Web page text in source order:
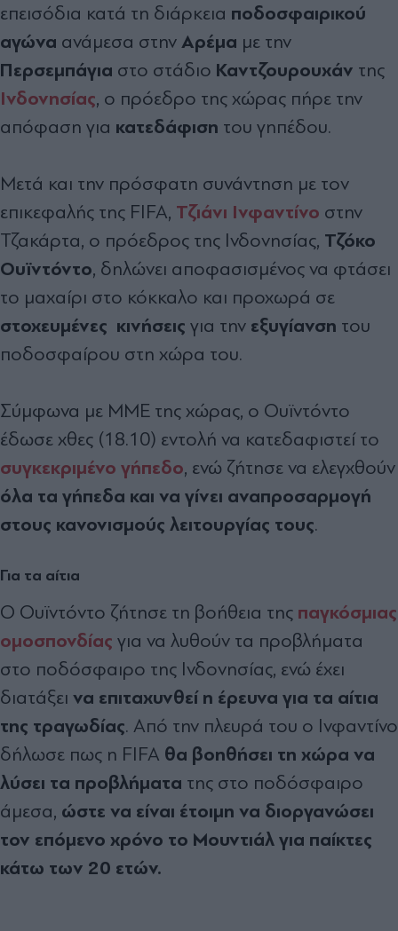
επεισόδια κατά τη διάρκεια ποδοσφαιρικού
αγώνα ανάμεσα στην Αρέμα με την
Περσεμπάγια στο στάδιο Καντζουρουχάν της
Ινδονησίας, ο πρόεδρο της χώρας πήρε την
απόφαση για κατεδάφιση του γηπέδου.
Μετά και την πρόσφατη συνάντηση με τον
επικεφαλής της FIFA, Τζιάνι Ινφαντίνο στην
Τζακάρτα, ο πρόεδρος της Ινδονησίας, Τζόκο
Ουϊντόντο, δηλώνει αποφασισμένος να φτάσει
το μαχαίρι στο κόκκαλο και προχωρά σε
στοχευμένες κινήσεις για την εξυγίανση του
ποδοσφαίρου στη χώρα του.
Σύμφωνα με ΜΜΕ της χώρας, ο Ουϊντόντο
έδωσε χθες (18.10) εντολή να κατεδαφιστεί το
συγκεκριμένο γήπεδο, ενώ ζήτησε να ελεγχθούν
όλα τα γήπεδα και να γίνει αναπροσαρμογή
στους κανονισμούς λειτουργίας τους.
Για τα αίτια
Ο Ουϊντόντο ζήτησε τη βοήθεια της παγκόσμιας
ομοσπονδίας για να λυθούν τα προβλήματα
στο ποδόσφαιρο της Ινδονησίας, ενώ έχει
διατάξει να επιταχυνθεί η έρευνα για τα αίτια
της τραγωδίας. Από την πλευρά του ο Ινφαντίνο
δήλωσε πως η FIFA θα βοηθήσει τη χώρα να
λύσει τα προβλήματα της στο ποδόσφαιρο
άμεσα, ώστε να είναι έτοιμη να διοργανώσει
τον επόμενο χρόνο το Μουντιάλ για παίκτες
κάτω των 20 ετών.